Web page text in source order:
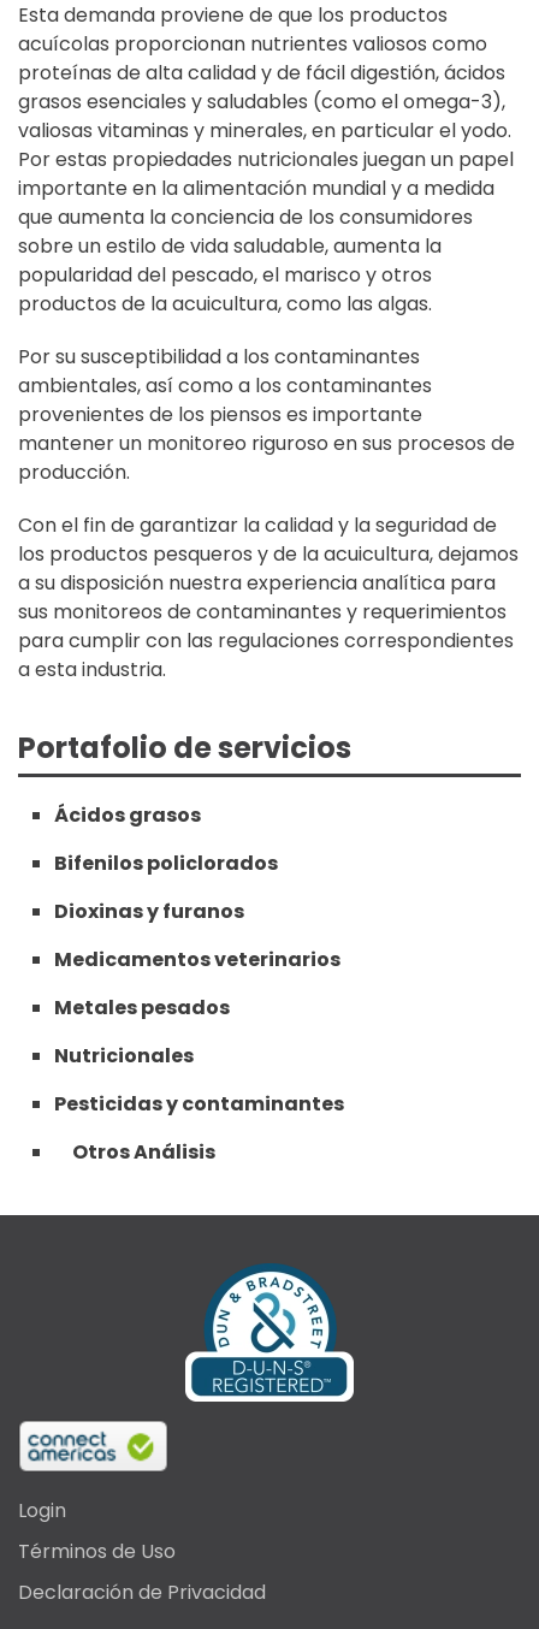
Esta demanda proviene de que los productos
acuícolas proporcionan nutrientes valiosos como
proteínas de alta calidad y de fácil digestión, ácidos
grasos esenciales y saludables (como el omega-3),
valiosas vitaminas y minerales, en particular el yodo.
Por estas propiedades nutricionales juegan un papel
importante en la alimentación mundial y a medida
que aumenta la conciencia de los consumidores
sobre un estilo de vida saludable, aumenta la
popularidad del pescado, el marisco y otros
productos de la acuicultura, como las algas.
Por su susceptibilidad a los contaminantes
ambientales, así como a los contaminantes
provenientes de los piensos es importante
mantener un monitoreo riguroso en sus procesos de
producción.
Con el fin de garantizar la calidad y la seguridad de
los productos pesqueros y de la acuicultura, dejamos
a su disposición nuestra experiencia analítica para
sus monitoreos de contaminantes y requerimientos
para cumplir con las regulaciones correspondientes
a esta industria.
Portafolio de servicios
Ácidos grasos
Bifenilos policlorados
Dioxinas y furanos
Medicamentos veterinarios
Metales pesados
Nutricionales
Pesticidas y contaminantes
Otros Análisis
Login
Términos de Uso
Declaración de Privacidad